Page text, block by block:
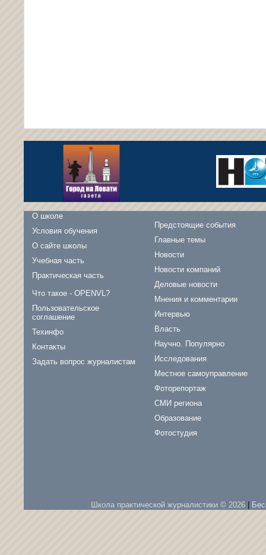
О школе
Условия обучения
О сайте школы
Учебная часть
Практическая часть
Что такое - OPENVL?
Пользовательское
соглашение
Техинфо
Контакты
Задать вопрос журналистам
Предстоящие события
Главные темы
Новости
Новости компаний
Деловые новости
Мнения и комментарии
Интервью
Власть
Научно. Популярно
Исследования
Местное самоуправление
Фоторепортаж
СМИ региона
Образование
Фотостудия
Школа практической журналистики © 2026|